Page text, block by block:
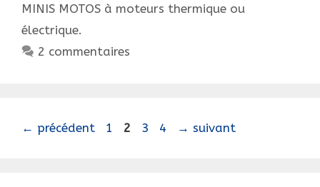
MINIS MOTOS à moteurs thermique ou
électrique.
2 commentaires
Navigation
← précédent Page
1 Page
2 Page
3 Page
4 → suivant